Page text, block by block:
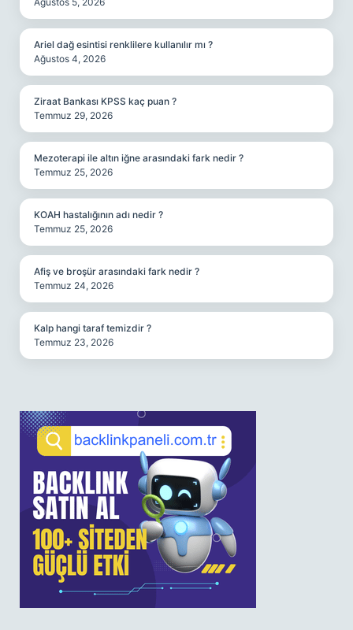
Ariel dağ esintisi renklilere kullanılır mı ?
Ağustos 4, 2026
Ziraat Bankası KPSS kaç puan ?
Temmuz 29, 2026
Mezoterapi ile altın iğne arasındaki fark nedir ?
Temmuz 25, 2026
KOAH hastalığının adı nedir ?
Temmuz 25, 2026
Afiş ve broşür arasındaki fark nedir ?
Temmuz 24, 2026
Kalp hangi taraf temizdir ?
Temmuz 23, 2026